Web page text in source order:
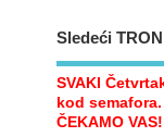
Sledeći
SVAKI
kod semafora.
ČEKAMO VAS!